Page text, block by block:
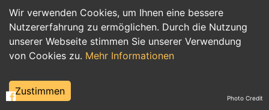
Wir verwenden Cookies, um Ihnen eine bessere
Nutzererfahrung zu ermöglichen. Durch die Nutzung
unserer Webseite stimmen Sie unserer Verwendung
von Cookies zu. Mehr Informationen
Zustimmen
Hilfskräfte, Aushilfs- und Nebenjobs
Einkauf, Logistik, Materialwirtschaft
Weiterbildung, Studium, duale Ausbildung
Tourismus
Photo Credit